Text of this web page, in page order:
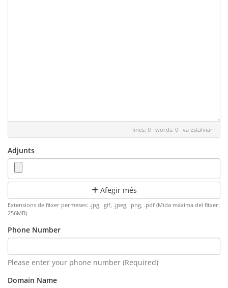
lines: 0 words: 0 va estalviar
Adjunts
Afegir més
Extensions de fitxer permeses: .jpg, .gif, .jpeg, .png, .pdf (Mida màxima del fitxer:
256MB)
Phone Number
Please enter your phone number (Required)
Domain Name